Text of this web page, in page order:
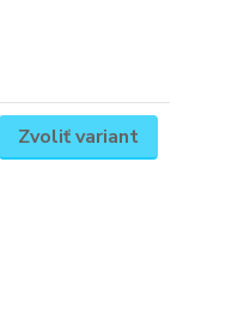
Zvoliť variant